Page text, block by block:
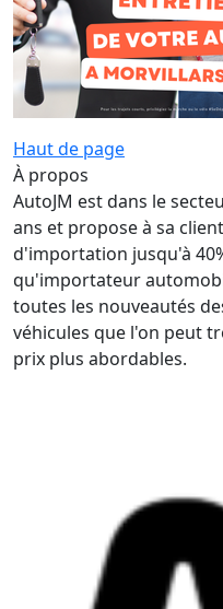
Haut de page
À propos
AutoJM est dans le
ans et propose à sa
d'importation jusqu'à
qu'importateur
toutes les nouveautés
véhicules que l'on peut
prix plus abordables.